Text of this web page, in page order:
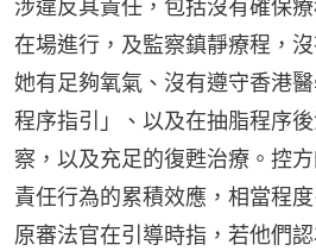
涉違反其責任，包括沒有確保
在場進行，及監察鎮靜療程，
她有足夠氧氣、沒有遵守香港
程序指引」、以及在抽脂程序
察，以及充足的復甦治療。控
責任行為的累積效應，相當程
原審法官在引導時指，若他們